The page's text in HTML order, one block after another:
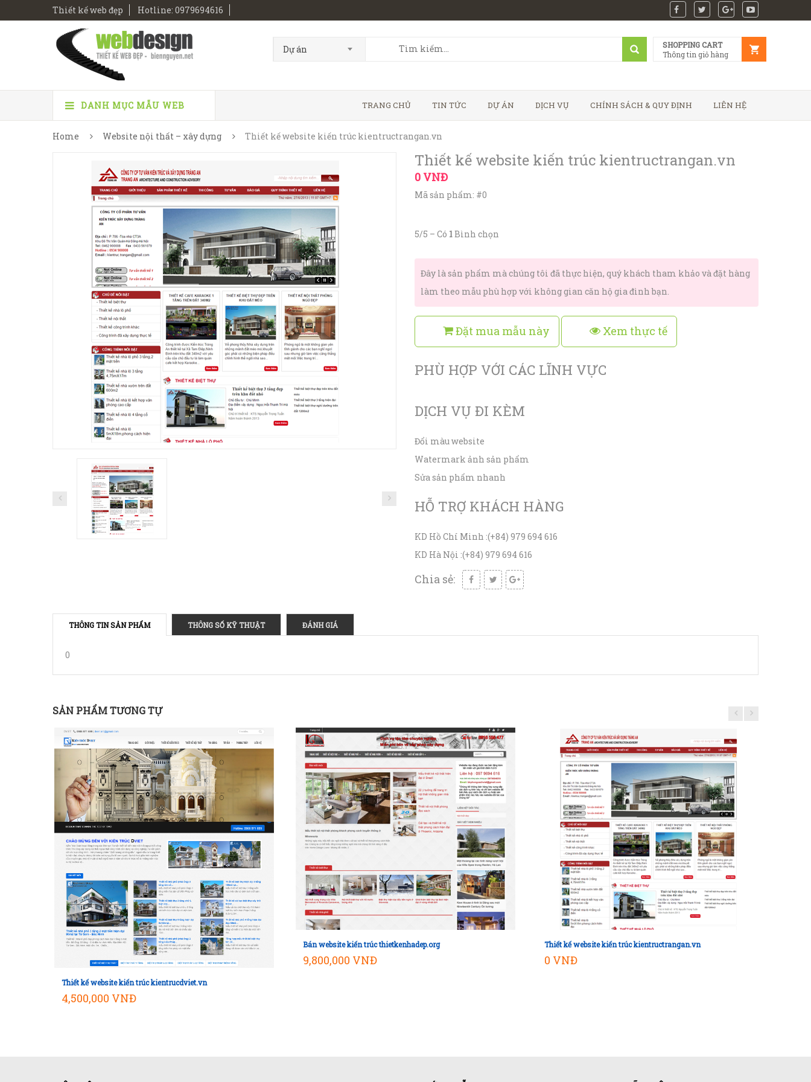
Thiết kế web đẹp Hotline: 0979694616
Dự án
SHOPPING CART
Thông tin giỏ hàng
DANH MỤC MẪU WEB TRANG CHỦ TIN TỨC DỰ ÁN DỊCH VỤ CHÍNH SÁCH & QUY ĐỊNH LIÊN HỆ
Home Website nội thất – xây dựng Thiết kế website kiến trúc kientructrangan.vn
Thiết kế website kiến trúc kientructrangan.vn
0 VNĐ
Mã sản phẩm: #0
5/5 – Có 1Bình chọn
Đây là sản phẩm mà chúng tôi đã thực hiện, quý khách tham khảo và đặt hàng
làm theo mẫu phù hợp với không gian căn hộ gia đình bạn.
Đặt mua mẫu này Xem thực tế
PHÙ HỢP VỚI CÁC LĨNH VỰC
DỊCH VỤ ĐI KÈM
Đổi màu website
Watermark ảnh sản phẩm
Sửa sản phẩm nhanh
HỖ TRỢ KHÁCH HÀNG
KD Hồ Chí Minh :(+84) 979 694 616
KD Hà Nội :(+84) 979 694 616
Chia sẻ:
THÔNG TIN SẢN PHẨM THÔNG SỐ KỸ THUẬT ĐÁNH GIÁ
0
SẢN PHẨM TƯƠNG TỰ
Mua hàng
Thiết kế website kiến trúc kientrucdviet.vn
4,500,000 VNĐ
Mua hàng
Bán website kiến trúc thietkenhadep.org
9,800,000 VNĐ
Mua hàng
Thiết kế website kiến trúc kientructrangan.vn
0 VNĐ